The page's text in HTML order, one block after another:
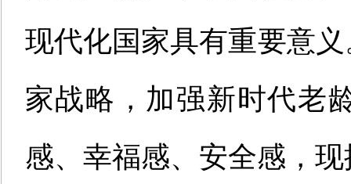
现代化国家具有重要意
家战略，加强新时代老
感、幸福感、安全感，